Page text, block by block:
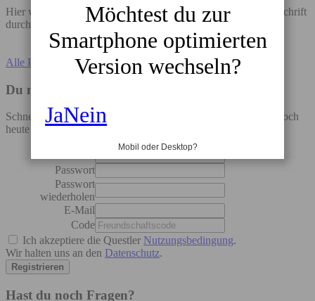
Hier wird angegeben, wie viele Tage die Bearbeitung der Gutschrift
durchschnittlich dauert.
Alle Partner anzeigen
Du möchtest auch sparen?
Schnell bei uns anmelden, 5 EUR Startguthaben sichern und noch
heute deine ersten Euro sparen!
Passwort
Passwort
wiederholen
E-Mail
Code
Ich akzeptiere die Questler Nutzungsbedingung.
Wir halten uns an den Datenschutz.
Hast du noch Fragen?
Möchtest du zur
Smartphone optimierten
Version wechseln?
JaNein
Mobil oder Desktop?